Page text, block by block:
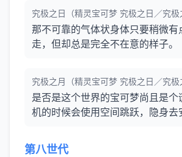
究极之日（精灵宝可梦 究极之日／究极
那不可靠的气体状身体只要稍微有
走，但却总是完全不在意的样子。
究极之月（精灵宝可梦 究极之日／究极
是否是这个世界的宝可梦尚且是个
机的时候会使用空间跳跃，隐身去
第八世代